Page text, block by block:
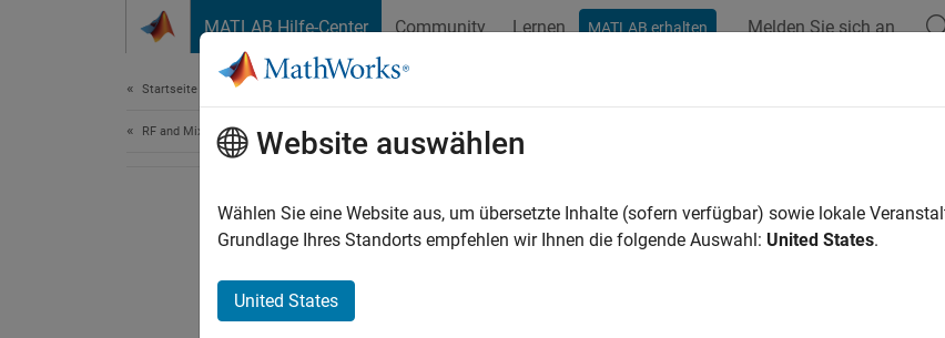
MATLAB Hilfe-Center Community Lernen MATLAB erhalten Melden Sie sich an
Startseite der Dokumentation
RF and Mixed Signal
How useful was this
Website auswählen
Wählen Sie eine Website aus, um übersetzte Inhalte (sofern verfügbar) sowie lokale
Grundlage Ihres Standorts empfehlen wir Ihnen die folgende Auswahl: United States.
United States